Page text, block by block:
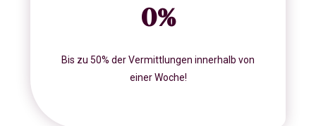
0%
Bis zu 50% der Vermittlungen innerhalb von
einer Woche!